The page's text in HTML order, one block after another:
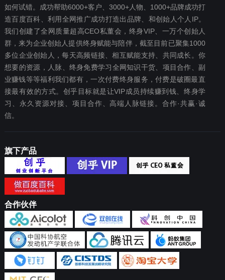
如何试错。成功帮助6000+客户、3000+人物、1000+品牌成功打
造百度百科、利用全网推广成功打造出品牌、和创始人个人IP。
我们创建了全网质量超高CEO私董会，终身VIP、一万个创始人
群，来为企业创始人提供终身赋能与陪伴，截至目前已聚集1000
多位企业创始人，每天高频链接、相互赋能支持、共同成长。你
想要‬的资源，人脉、终身免费学习全网知识干货、项目合作、副
业赚钱等等福利我们都‬有，一次付费终‬身服务，付费是破圈最‬直
接最有效‬的方式。创乎目标就是让VIP成员持续赚到钱、终身学
习、永久资源对接、项目合作、高端人脉链接。合作·共赢·诚
信。
旗下产品
合作伙伴